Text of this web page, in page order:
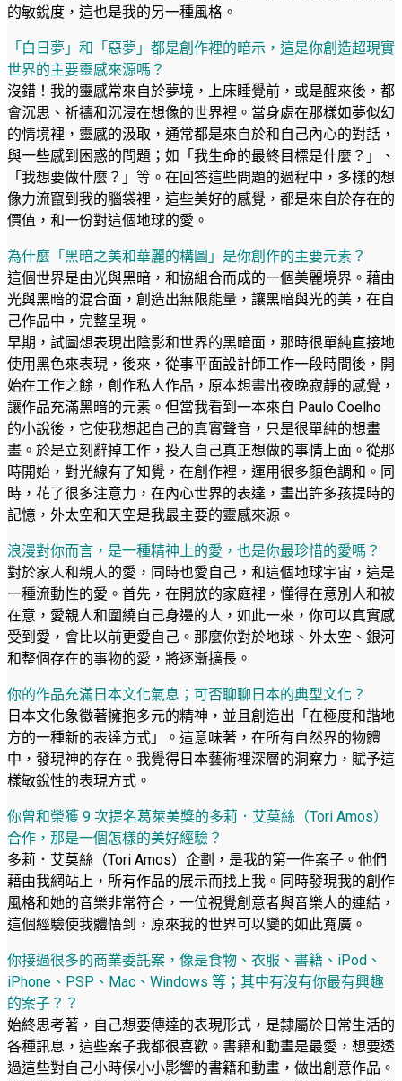
的敏銳度，這也是我的另一種風格。
「白日夢」和「惡夢」都是創作裡的暗示，這是你創造超現實
世界的主要靈感來源嗎？
沒錯！我的靈感常來自於夢境，上床睡覺前，或是醒來後，都
會沉思、祈禱和沉浸在想像的世界裡。當身處在那樣如夢似幻
的情境裡，靈感的汲取，通常都是來自於和自己內心的對話，
與一些感到困惑的問題；如「我生命的最終目標是什麼？」、
「我想要做什麼？」等。在回答這些問題的過程中，多樣的想
像力流竄到我的腦袋裡，這些美好的感覺，都是來自於存在的
價值，和一份對這個地球的愛。
為什麼「黑暗之美和華麗的構圖」是你創作的主要元素？
這個世界是由光與黑暗，和協組合而成的一個美麗境界。藉由
光與黑暗的混合面，創造出無限能量，讓黑暗與光的美，在自
己作品中，完整呈現。
早期，試圖想表現出陰影和世界的黑暗面，那時很單純直接地
使用黑色來表現，後來，從事平面設計師工作一段時間後，開
始在工作之餘，創作私人作品，原本想畫出夜晚寂靜的感覺，
讓作品充滿黑暗的元素。但當我看到一本來自 Paulo Coelho
的小說後，它使我想起自己的真實聲音，只是很單純的想畫
畫。於是立刻辭掉工作，投入自己真正想做的事情上面。從那
時開始，對光線有了知覺，在創作裡，運用很多顏色調和。同
時，花了很多注意力，在內心世界的表達，畫出許多孩提時的
記憶，外太空和天空是我最主要的靈感來源。
浪漫對你而言，是一種精神上的愛，也是你最珍惜的愛嗎？
對於家人和親人的愛，同時也愛自己，和這個地球宇宙，這是
一種流動性的愛。首先，在開放的家庭裡，懂得在意別人和被
在意，愛親人和圍繞自己身邊的人，如此一來，你可以真實感
受到愛，會比以前更愛自己。那麼你對於地球、外太空、銀河
和整個存在的事物的愛，將逐漸擴長。
你的作品充滿日本文化氣息；可否聊聊日本的典型文化？
日本文化象徵著擁抱多元的精神，並且創造出「在極度和諧地
方的一種新的表達方式」。這意味著，在所有自然界的物體
中，發現神的存在。我覺得日本藝術裡深層的洞察力，賦予這
樣敏銳性的表現方式。
你曾和榮獲 9 次提名葛萊美獎的多莉．艾莫絲（Tori Amos）
合作，那是一個怎樣的美好經驗？
多莉．艾莫絲（Tori Amos）企劃，是我的第一件案子。他們
藉由我網站上，所有作品的展示而找上我。同時發現我的創作
風格和她的音樂非常符合，一位視覺創意者與音樂人的連結，
這個經驗使我體悟到，原來我的世界可以變的如此寬廣。
你接過很多的商業委託案，像是食物、衣服、書籍、iPod、
iPhone、PSP、Mac、Windows 等；其中有沒有你最有興趣
的案子？？
始終思考著，自己想要傳達的表現形式，是隸屬於日常生活的
各種訊息，這些案子我都很喜歡。書籍和動畫是最愛，想要透
過這些對自己小時候小小影響的書籍和動畫，做出創意作品。